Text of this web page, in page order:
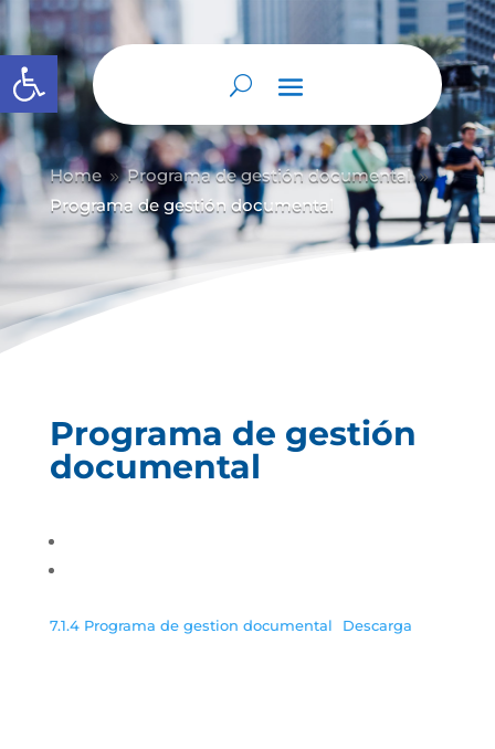
Abrir barra de herramientas
Home 9 Programa de gestión documental 9
Programa de gestión documental
Programa de gestión
documental
7.1.4 Programa de gestion documental Descarga